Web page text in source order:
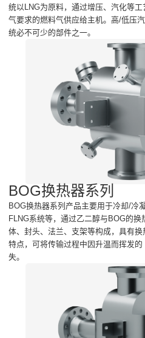
统以LNG为原料，通过增压、汽化等
气要求的燃料气供应给主机。高/低压
统必不可少的部件之一。
BOG换热器系列
BOG换热器系列产品主要用于冷却/冷
FLNG系统等，通过乙二醇与BOG的
体、封头、法兰、支架等构成，具有
特点，可将传输过程中因升温而挥发
失。